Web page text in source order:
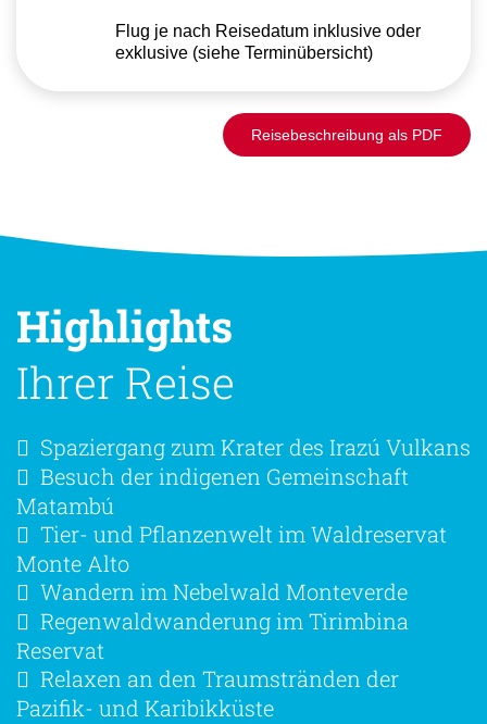
Flug je nach Reisedatum inklusive oder
exklusive (siehe Terminübersicht)
Reisebeschreibung als PDF
Highlights
Ihrer Reise
Spaziergang zum Krater des Irazú Vulkans
Besuch der indigenen Gemeinschaft
Matambú
Tier- und Pflanzenwelt im Waldreservat
Monte Alto
Wandern im Nebelwald Monteverde
Regenwaldwanderung im Tirimbina
Reservat
Relaxen an den Traumstränden der
Pazifik- und Karibikküste